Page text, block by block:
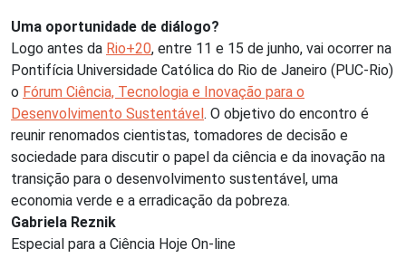
Uma oportunidade de diálogo?
Logo antes da Rio+20, entre 11 e 15 de junho, vai ocorrer na
Pontifícia Universidade Católica do Rio de Janeiro (PUC-Rio)
o Fórum Ciência, Tecnologia e Inovação para o
Desenvolvimento Sustentável. O objetivo do encontro é
reunir renomados cientistas, tomadores de decisão e
sociedade para discutir o papel da ciência e da inovação na
transição para o desenvolvimento sustentável, uma
economia verde e a erradicação da pobreza.
Gabriela Reznik
Especial para a Ciência Hoje On-line